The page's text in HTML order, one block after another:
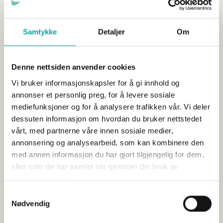
Samtykke Detaljer Om
Denne nettsiden anvender cookies
Vi bruker informasjonskapsler for å gi innhold og
annonser et personlig preg, for å levere sosiale
mediefunksjoner og for å analysere trafikken vår. Vi deler
dessuten informasjon om hvordan du bruker nettstedet
vårt, med partnerne våre innen sosiale medier,
annonsering og analysearbeid, som kan kombinere den
med annen informasjon du har gjort tilgjengelig for dem,
eller som de har samlet inn gjennom din bruk av
tjenestene deres.
Nødvendig
Vil du vite mer?
Trond Davidsen
Direktør Internasjonal avdeling
tda@sjomatnorge.no
90 18 07 02
Vil du lese mer?